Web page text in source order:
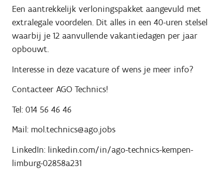
Een aantrekkelijk verloningspakket aangevuld met
extralegale voordelen. Dit alles in een 40-uren stelsel
waarbij je 12 aanvullende vakantiedagen per jaar
opbouwt.
Interesse in deze vacature of wens je meer info?
Contacteer AGO Technics!
Tel: 014 56 46 46
Mail: mol.technics@ago.jobs
LinkedIn: linkedin.com/in/ago-technics-kempen-
limburg-02858a231